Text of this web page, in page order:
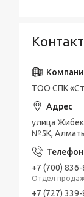
Насосы
Насосы
ТОО СПК
улица
№5К,
+7 (700) 836-
Отдел
+7 (727)